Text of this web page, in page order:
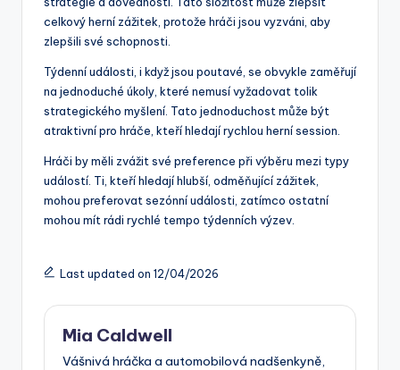
celkový herní zážitek, protože hráči jsou vyzváni, aby
zlepšili své schopnosti.
Týdenní události, i když jsou poutavé, se obvykle zaměřují
na jednoduché úkoly, které nemusí vyžadovat tolik
strategického myšlení. Tato jednoduchost může být
atraktivní pro hráče, kteří hledají rychlou herní session.
Hráči by měli zvážit své preference při výběru mezi typy
událostí. Ti, kteří hledají hlubší, odměňující zážitek,
mohou preferovat sezónní události, zatímco ostatní
mohou mít rádi rychlé tempo týdenních výzev.
Last updated on 12/04/2026
Mia Caldwell
Vášnivá hráčka a automobilová nadšenkyně,